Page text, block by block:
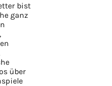
bist
ganz
über